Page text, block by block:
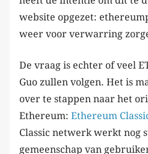
website opgezet:
weer voor verwarring
De vraag is echter of veel
Guo zullen volgen. Het is
over te stappen naar het
Ethereum: Ethereum
Classic netwerk werkt nog
gemeenschap van